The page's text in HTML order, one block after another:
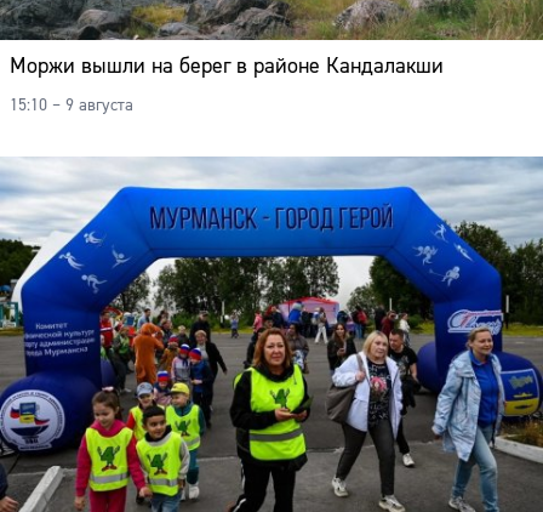
Моржи вышли на берег в районе Кандалакши
15:10 – 9 августа